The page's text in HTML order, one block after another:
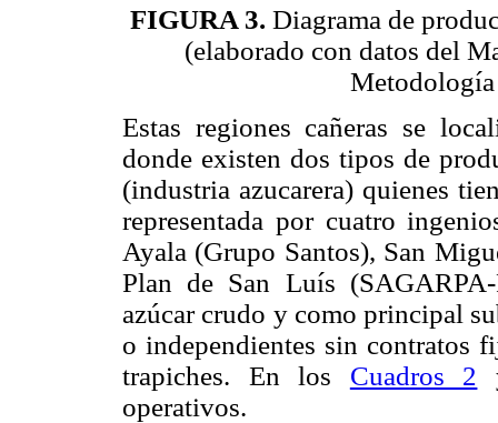
FIGURA 3. Diagrama de
(elaborado con datos del
Estas regiones cañeras se
donde existen dos tipos de
(industria azucarera) quienes
representada por cuatro
Ayala (Grupo Santos), San
Plan de San Luís
azúcar crudo y como principal
o independientes sin contratos
trapiches. En los Cuadros 2
operativos.